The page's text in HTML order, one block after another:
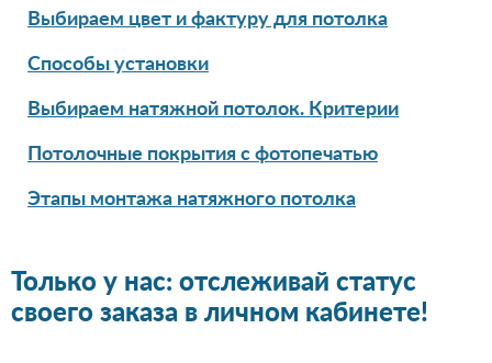
Выбираем цвет и фактуру для потолка
Способы установки
Выбираем натяжной потолок. Критерии
Потолочные покрытия с фотопечатью
Этапы монтажа натяжного потолка
Только у нас: отслеживай статус
своего заказа в личном кабинете!